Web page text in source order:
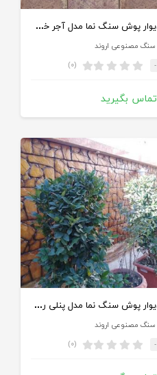
دیوار پوش سنگ نما مدل آجر خطیبی
سنگ مصنوعی اروند
- (۰)
تماس بگیرید
دیوار پوش سنگ نما مدل پنلی رودخانه
سنگ مصنوعی اروند
- (۰)